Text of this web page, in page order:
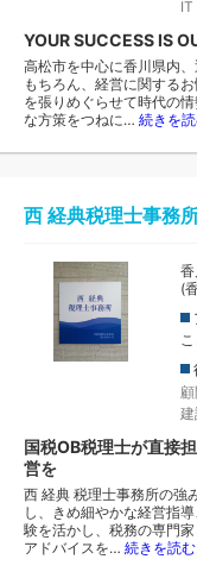
IT
YOUR SUCCESS IS
高松市を中心に香川県内
もちろん、経営に関する
を張りめぐらせて時代の
な方策をつねに… 続きを
西 経典税理士事務
(
国税OB税理士が直接
営を
西 経典 税理士事務所の強
し、きめ細やかな経営指
験を活かし、税務の専門
アドバイスを… 続きを読む